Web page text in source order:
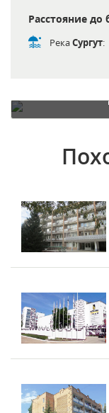
Расстояние до
РекаСургут: